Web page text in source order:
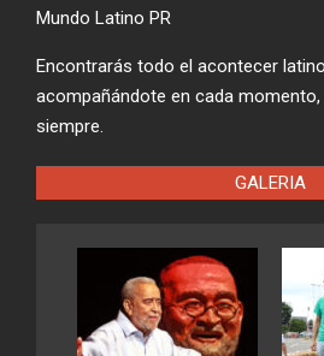
Mundo Latino PR
Encontrarás todo el acontecer
acompañándote en cada
siempre.
GALERIA